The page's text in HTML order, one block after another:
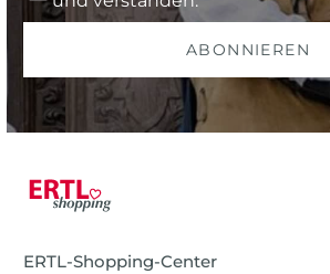
ABONNIEREN
ERTL-Shopping-Center